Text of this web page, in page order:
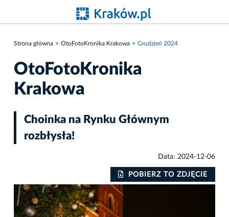
Strona główna OtoFotoKronika Krakowa Grudzień 2024
OtoFotoKronika
Krakowa
Choinka na Rynku Głównym
rozbłysła!
Data: 2024-12-06
POBIERZ TO ZDJĘCIE